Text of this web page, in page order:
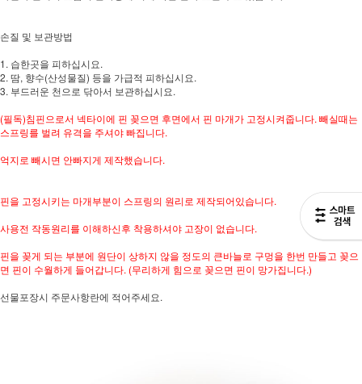
손질 및 보관방법
1. 습한곳을 피하십시요.
2. 땀, 향수(산성물질) 등을 가급적 피하십시요.
3. 부드러운 천으로 닦아서 보관하십시요.
(필독)침핀으로서 넥타이에 핀 꽂으면 후면에서 핀 마개가 고정시켜줍니다. 빼실때는
스프링를 벌려 유격을 주셔야 빠집니다.
억지로 빼시면 안빠지게 제작했습니다.
핀을 고정시키는 마개부분이 스프링의 원리로 제작되어있습니다.
사용전 작동원리를 이해하신후 착용하셔야 고장이 없습니다.
핀을 꽂게 되는 부분에 원단이 상하지 않을 정도의 큰바늘로 구멍을 한번 만들고 꽂으
면 핀이 수월하게 들어갑니다. (무리하게 힘으로 꽂으면 핀이 망가집니다.)
선물포장시 주문사항란에 적어주세요.